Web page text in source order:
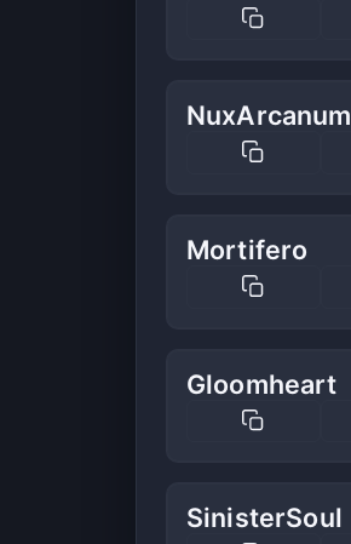
NuxArcanum
Mortifero
Gloomheart
SinisterSoul